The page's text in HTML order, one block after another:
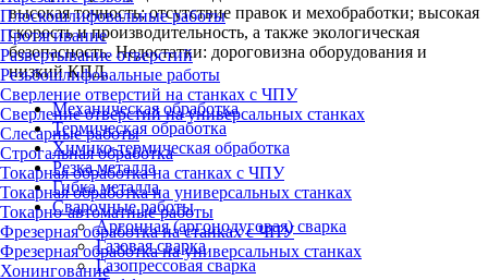
Плоскошлифовальные работы
Протягивание
Развертывание отверстий
Резьбошлифовальные работы
Сверление отверстий на станках с ЧПУ
Сверление отверстий на универсальных станках
Слесарные работы
Строгальная обработка
Токарная обработка на станках с ЧПУ
Токарная обработка на универсальных станках
Токарно-автоматные работы
Фрезерная обработка на станках с ЧПУ
Фрезерная обработка на универсальных станках
Хонингование
высокая точность; отсутствие правок и мехобработки; высокая
скорость и производительность, а также экологическая
безопасность. Недостатки: дороговизна оборудования и
низкий КПД.
Механическая обработка
Термическая обработка
Химико-термическая обработка
Резка металла
Гибка металла
Сварочные работы
Аргонная (аргонодуговая) сварка
Газовая сварка
Газопрессовая сварка